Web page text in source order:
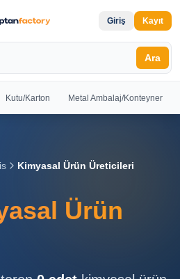
Giriş Kayıt
Ara
Kutu/Karton Metal Ambalaj/Konteyner
Kimyasal Ürün Üreticileri
Ürün